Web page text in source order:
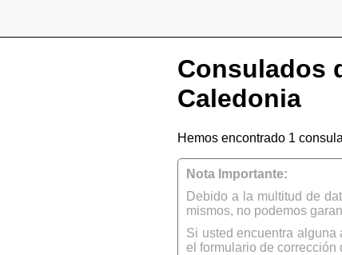
Consulados
Caledonia
Hemos encontrado 1
Nota Importante:
Debido a la multitud de
mismos, no podemos
Si usted encuentra
el formulario de corrección